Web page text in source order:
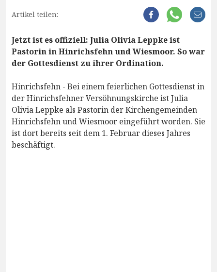
Artikel teilen:
Jetzt ist es offiziell: Julia Olivia Leppke ist
Pastorin in Hinrichsfehn und Wiesmoor. So war
der Gottesdienst zu ihrer Ordination.
Hinrichsfehn - Bei einem feierlichen Gottesdienst in
der Hinrichsfehner Versöhnungskirche ist Julia
Olivia Leppke als Pastorin der Kirchengemeinden
Hinrichsfehn und Wiesmoor eingeführt worden. Sie
ist dort bereits seit dem 1. Februar dieses Jahres
beschäftigt.